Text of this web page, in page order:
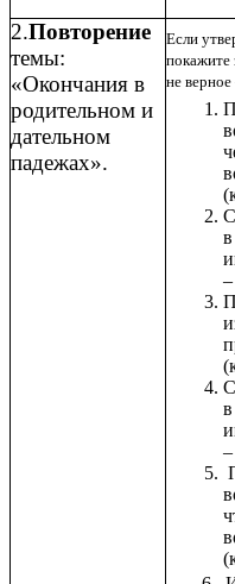
2.Повторение
темы:
«Окончания в
родительном и
дательном
падежах».
Если
покажите
не верное